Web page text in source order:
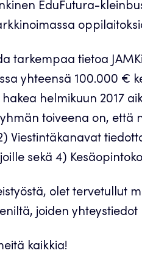
EduFutura-
tarkempaa tietoa
yhteensä 100.000 €
helmikuun 2017
toiveena on, että
Viestintäkanavat
sekä 4)
olet tervetullut
joiden yhteystiedot
kaikkia!